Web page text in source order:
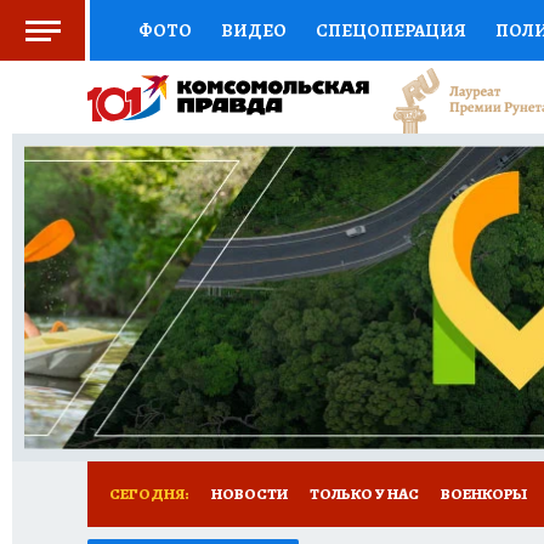
ФОТО ВИДЕО СПЕЦОПЕРАЦИЯ
СОЦПОДДЕРЖКА НАУКА СПОРТ
ВЫБОР ЭКСПЕРТОВ ДОКТОР
КНИЖНАЯ ПОЛКА ПРОГНОЗЫ НА СПОРТ
ПРЕСС-ЦЕНТР НЕДВИЖИМОСТЬ
РАДИО КП РЕКЛАМА ОБЪЯВЛЕНИЯ
СЕГОДНЯ: НОВОСТИ ТОЛЬКО У НАС ВОЕНКОРЫ